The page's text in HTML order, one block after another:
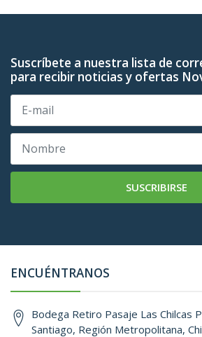
Suscríbete a nuestra lista de
para recibir noticias y ofertas
SUSCRIBIRSE
ENCUÉNTRANOS
Bodega Retiro Pasaje Las Chilcas
Santiago, Región Metropolitana,